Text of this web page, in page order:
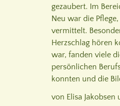
gezaubert. Im
Neu war die
vermittelt.
Herzschlag hören
war, fanden viele
persönlichen
konnten und die
von Elisa